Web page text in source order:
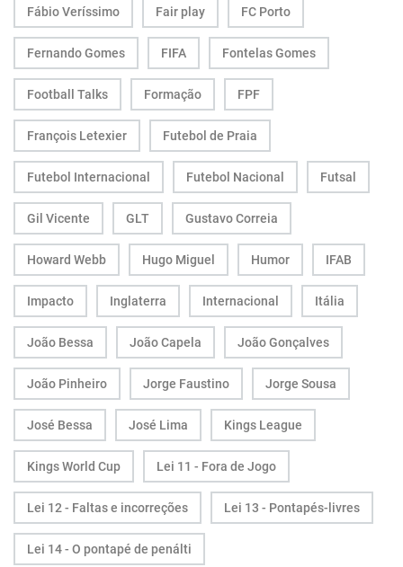
Fábio Veríssimo Fair play FC Porto
Fernando Gomes FIFA Fontelas Gomes
Football Talks Formação FPF
François Letexier Futebol de Praia
Futebol Internacional Futebol Nacional Futsal
Gil Vicente GLT Gustavo Correia
Howard Webb Hugo Miguel Humor IFAB
Impacto Inglaterra Internacional Itália
João Bessa João Capela João Gonçalves
João Pinheiro Jorge Faustino Jorge Sousa
José Bessa José Lima Kings League
Kings World Cup Lei 11 - Fora de Jogo
Lei 12 - Faltas e incorreções Lei 13 - Pontapés-livres
Lei 14 - O pontapé de penálti